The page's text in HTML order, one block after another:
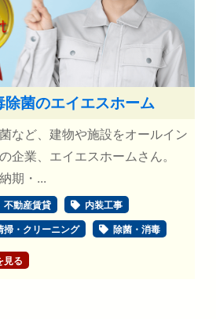
菌のエイエスホーム
など、建物や施設をオールイン
企業、エイエスホームさん。
期・...
不動産賃貸 内装工事
掃・クリーニング 除菌・消毒
見る